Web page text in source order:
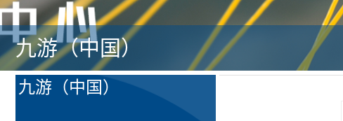
九游（中国）
九游（中国）